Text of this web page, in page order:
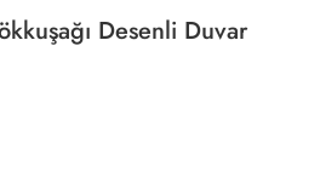
Desenli Duvar